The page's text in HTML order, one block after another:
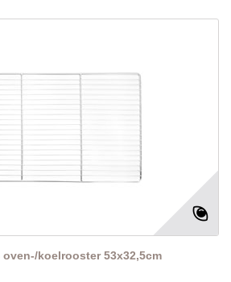
oven-/koelrooster 53x32,5cm